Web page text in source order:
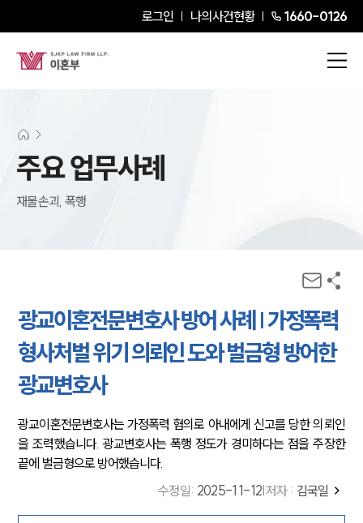
로그인 나의사건현황 1660-0126
주요 업무사례
재물손괴, 폭행
광교이혼전문변호사 방어 사례 | 가정폭력
형사처벌 위기 의뢰인 도와 벌금형 방어한
광교변호사
광교이혼전문변호사는 가정폭력 혐의로 아내에게 신고를 당한 의뢰인
을 조력했습니다. 광교변호사는 폭행 정도가 경미하다는 점을 주장한
끝에 벌금형으로 방어했습니다.
수정일: 2025-11-12 저자 : 김국일